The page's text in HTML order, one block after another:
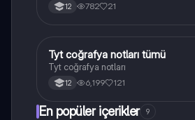
12 782 21
Coğrafya
Tyt coğrafya notları tümü
Tyt coğrafya notları
12 6,199 121
En popüler içerikler 9